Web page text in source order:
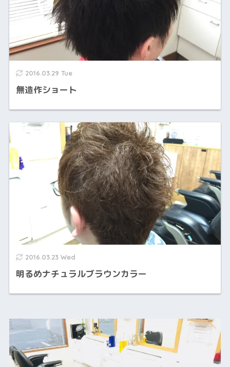
2016.03.29 Tue
無造作ショート
2016.03.23 Wed
明るめナチュラルブラウンカラー